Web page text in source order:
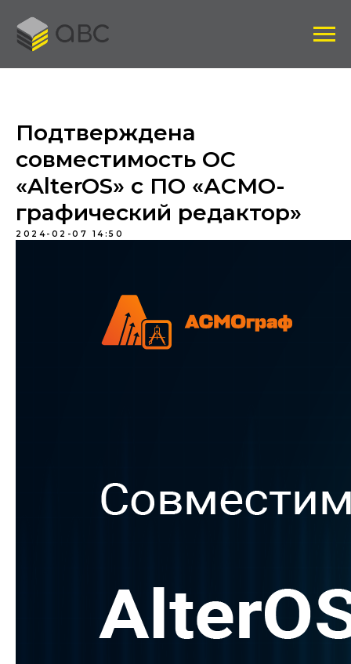
Подтверждена
совместимость ОС
«AlterOS» с ПО «АСМО-
графический редактор»
2024-02-07 14:50